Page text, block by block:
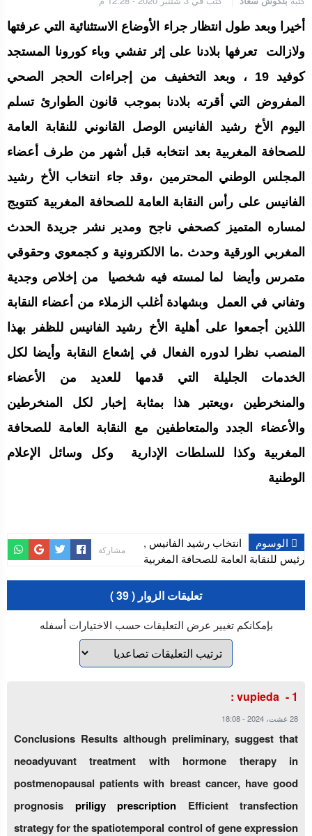
الجامعة الملكية المغربية للكيك بوكسنغ تعرب عن ارتياحها للتجاوب
الإيجابي للمجلس الأعلى للحسابات
إنتاج “قلب مصغر” يفتح آفاق علاجات بيولوجية لاضطرابات القلب
الرباط.. إطلاق مشروع إزالة المواد الكيميائية الخطرة من سلسلة إمداد
قطاع البناء بالمغرب
أخيرا وبعد طول انتظار جراء الأوضاع الاستثنائية التي عرفتها
ولازالت تعرفها بلادنا على إثر تفشي وباء كورونا المستجد
كوفيد 19 ، وبعد التخفيف من إجراءات الحجر الصحي
المفروض التي أقرته بلادنا بموجب قانون الطوارئ تسلم
اليوم الأخ رشيد الفانيس الوصل القانونيللنقابة العامة
للصحافة المغربية بعد انتخابه قبل أشهر من طرف أعضاء
المجلس الوطني المحترمين ،وقد جاء انتخاب الأخ رشيد
الفانيس على رأس
النقابة العامة للصحافة المغربية كتتويج
لمساره المتميز كصحفي ناجح ومدير نشر جريدة الحدث
المغربي الورقية وحدث .ما الالكترونية و كجمعوي وحقوقي
متمرس وأيضا لما لمسته فيه شخصيا من إخلاص وجدية
وتفاني في العمل وبشهادة أغلب الزملاء من أعضاء النقابة
اللذين أجمعوا على أهلية الأخ رشيد الفانيس للظفر بهذا
المنصب نظرا لدوره الفعال في إشعاع النقابة وأيضا لكل
الخدمات الجليلة التي قدمها للعديد من الأعضاء
والمنخرطين ،ويعتبر هذا بمثابة إخبار لكل المنخرطين
والأعضاء الجدد والمتعاطفين مع
النقابة العامة للصحافة
المغربية وكذا للسلطات الإدارية وكل وسائل الإعلام
الوطنية
الوسوم انتخاب رشيد الفانيس ,
رئيس للنقابة العامة للصحافة المغربية
مشاركة
تعليقات الزوار ( 39 )
بإمكانكم تغيير عرض التعليقات حسب الاختيارات أسفله
vupieda :
28 غشت، 2024 -
18:08
Conclusions Results although preliminary, suggest that
neoadyuvant treatment with hormone therapy in
postmenopausal patients with breast cancer, have good
prognosis priligy prescription Efficient transfection
strategy for the spatiotemporal control of gene expression